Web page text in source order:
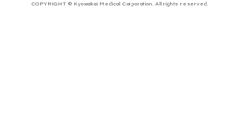
COPYRIGHT © Kyowakai Medical Corporation. All rights reserved.